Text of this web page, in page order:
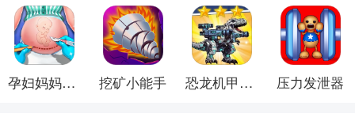
孕妇妈妈日记 挖矿小能手 恐龙机甲射手 压力发泄器